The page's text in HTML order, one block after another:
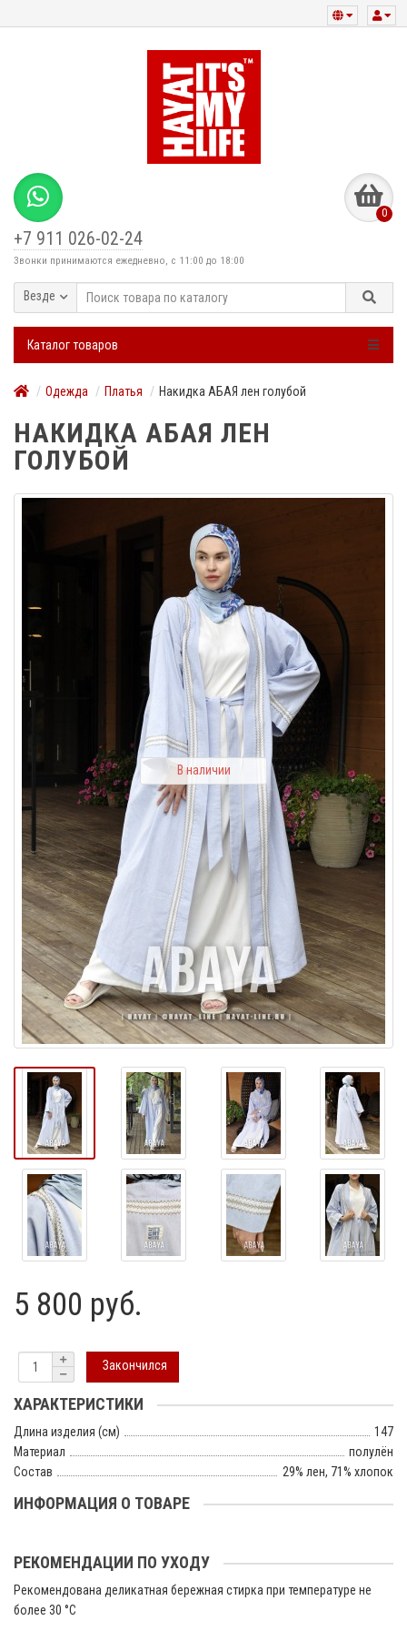
+7 911 026-02-24
Звонки принимаются ежедневно, с 11:00 до 18:00
0
Везде
Каталог товаров
Одежда Платья Накидка АБАЯ лен голубой
НАКИДКА АБАЯ ЛЕН
ГОЛУБОЙ
В наличии
5 800 руб.
Закончился
ХАРАКТЕРИСТИКИ
Длина изделия (см)
147
Материал
полулён
Состав
29% лен, 71% хлопок
ИНФОРМАЦИЯ О ТОВАРЕ
РЕКОМЕНДАЦИИ ПО УХОДУ
Рекомендована деликатная бережная стирка при температуре не
более 30 °C